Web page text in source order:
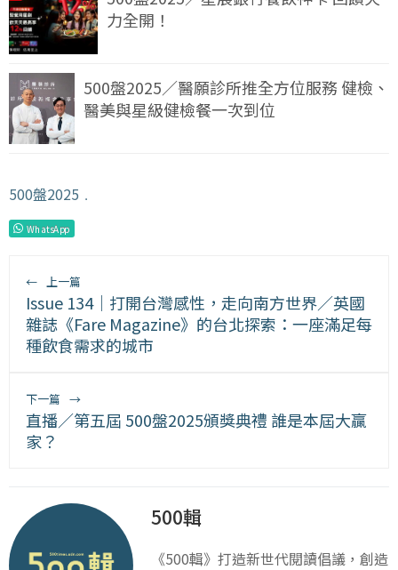
力全開！
500盤2025／醫願診所推全方位服務 健檢、
醫美與星級健檢餐一次到位
500盤2025 ﹒
WhatsApp
← 上一篇
Issue 134｜打開台灣感性，走向南方世界／英國
雜誌《Fare Magazine》的台北探索：一座滿足每
種飲食需求的城市
下一篇 →
直播／第五屆 500盤2025頒獎典禮 誰是本屆大贏
家？
500輯
《500輯》打造新世代閱讀倡議，創造